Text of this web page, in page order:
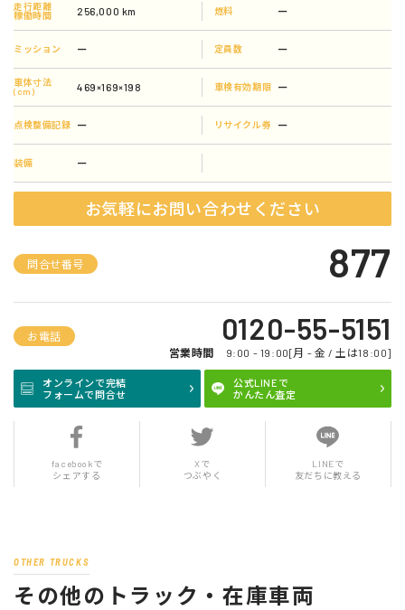
走行距離
稼働時間
256,000 km 燃料 ー
ミッション ー 定員数 ー
車体寸法
(cm)
469×169×198 車検有効期限 ー
点検整備記録 ー リサイクル券 ー
装備 ー
お気軽にお問い合わせください
問合せ番号 877
お電話 0120-55-5151
営業時間 9:00 - 19:00[月 - 金 / 土は18:00]
オンラインで完結
フォームで問合せ
公式LINEで
かんたん査定
facebookで
シェアする
Xで
つぶやく
LINEで
友だちに教える
OTHER TRUCKS
その他のトラック・在庫車両